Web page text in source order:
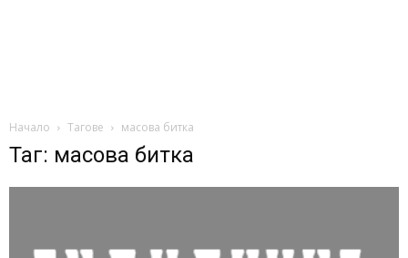
Начало Тагове масова битка
Таг: масова битка